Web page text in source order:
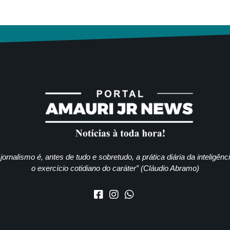
jornalismo é, antes de tudo e sobretudo, a prática diária da
o exercício cotidiano do caráter” (Cláudio Abramo)